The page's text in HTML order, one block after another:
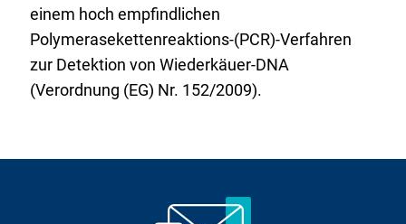
einem hoch empfindlichen
Polymerasekettenreaktions-(PCR)-Verfahren
zur Detektion von Wiederkäuer-DNA
(Verordnung (EG) Nr. 152/2009).